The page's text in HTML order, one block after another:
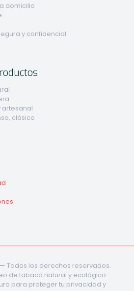
domicilio
y confidencial
clásico
Todos los derechos reservados.
de tabaco natural y ecológico.
para proteger tu privacidad y